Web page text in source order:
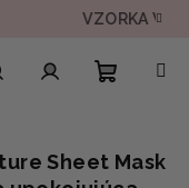
VZORKA V KAŽDEJ
košík
Sheet Mask